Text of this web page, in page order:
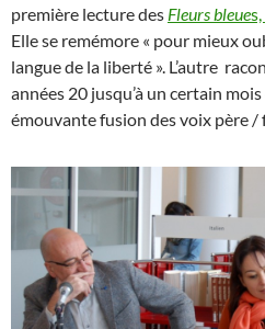
première lecture des Fleurs bleues,
Elle se remémore « pour mieux
langue de la liberté ». L’autre
années 20 jusqu’à un certain
émouvante fusion des voix père /